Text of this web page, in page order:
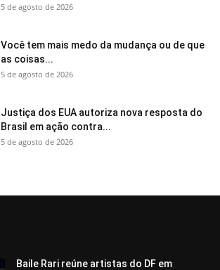
5 de agosto de 2026
Você tem mais medo da mudança ou de que
as coisas...
5 de agosto de 2026
Justiça dos EUA autoriza nova resposta do
Brasil em ação contra...
5 de agosto de 2026
Baile Rari reúne artistas do DF em